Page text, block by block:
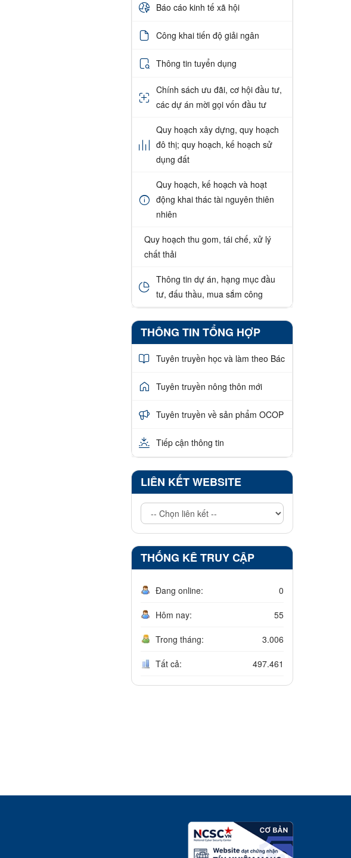
Báo cáo kinh tế xã hội
Công khai tiến độ giải ngân
Thông tin tuyển dụng
Chính sách ưu đãi, cơ hội đầu tư,
các dự án mời gọi vốn đầu tư
Quy hoạch xây dựng, quy hoạch
đô thị; quy hoạch, kế hoạch sử
dụng đất
Quy hoạch, kế hoạch và hoạt
động khai thác tài nguyên thiên
nhiên
Quy hoạch thu gom, tái chế, xử lý
chất thải
Thông tin dự án, hạng mục đầu
tư, đấu thầu, mua sắm công
THÔNG TIN TỔNG HỢP
Tuyên truyền học và làm theo Bác
Tuyên truyền nông thôn mới
Tuyên truyền về sản phẩm OCOP
Tiếp cận thông tin
LIÊN KẾT WEBSITE
THỐNG KÊ TRUY CẬP
Đang online: 0
Hôm nay: 55
Trong tháng: 3.006
Tất cả: 497.461